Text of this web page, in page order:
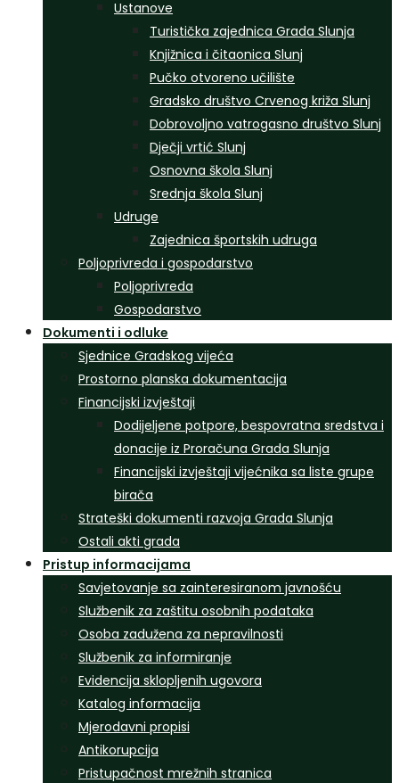
Ustanove
Turistička zajednica Grada Slunja
Knjižnica i čitaonica Slunj
Pučko otvoreno učilište
Gradsko društvo Crvenog križa Slunj
Dobrovoljno vatrogasno društvo Slunj
Dječji vrtić Slunj
Osnovna škola Slunj
Srednja škola Slunj
Udruge
Zajednica športskih udruga
Poljoprivreda i gospodarstvo
Poljoprivreda
Gospodarstvo
Dokumenti i odluke
Sjednice Gradskog vijeća
Prostorno planska dokumentacija
Financijski izvještaji
Dodijeljene potpore, bespovratna sredstva i
donacije iz Proračuna Grada Slunja
Financijski izvještaji vijećnika sa liste grupe
birača
Strateški dokumenti razvoja Grada Slunja
Ostali akti grada
Pristup informacijama
Savjetovanje sa zainteresiranom javnošću
Službenik za zaštitu osobnih podataka
Osoba zadužena za nepravilnosti
Službenik za informiranje
Evidencija sklopljenih ugovora
Katalog informacija
Mjerodavni propisi
Antikorupcija
Pristupačnost mrežnih stranica